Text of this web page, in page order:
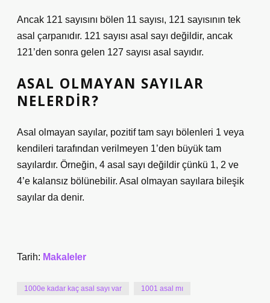
Ancak 121 sayısını bölen 11 sayısı, 121 sayısının tek
asal çarpanıdır. 121 sayısı asal sayı değildir, ancak
121’den sonra gelen 127 sayısı asal sayıdır.
ASAL OLMAYAN SAYILAR
NELERDIR?
Asal olmayan sayılar, pozitif tam sayı bölenleri 1 veya
kendileri tarafından verilmeyen 1’den büyük tam
sayılardır. Örneğin, 4 asal sayı değildir çünkü 1, 2 ve
4’e kalansız bölünebilir. Asal olmayan sayılara bileşik
sayılar da denir.
Tarih: Makaleler
1000e kadar kaç asal sayı var 1001 asal mı